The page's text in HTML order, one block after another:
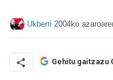
Ukberri 2004ko
Gehitu gaitzazu